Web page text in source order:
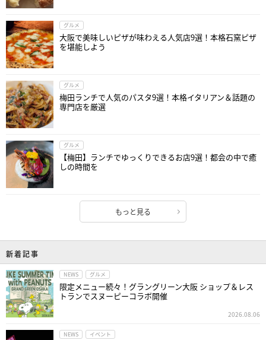
グルメ
大阪で美味しいピザが味わえる人気店9選！本格石窯ピザ
を堪能しよう
グルメ
梅田ランチで人気のパスタ9選！本格イタリアン＆話題の
専門店を厳選
グルメ
【梅田】ランチでゆっくりできるお店9選！都会の中で癒
しの時間を
もっと見る
新着記事
NEWS グルメ
限定メニュー続々！グラングリーン大阪 ショップ＆レス
トランでスヌーピーコラボ開催
2026.08.06
NEWS イベント